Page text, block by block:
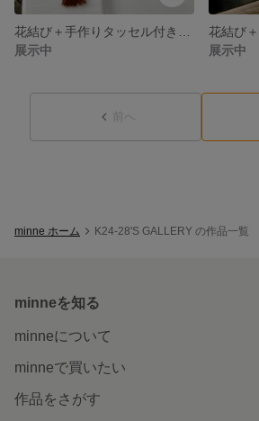
展示中
展示中
前へ
minne ホーム K24-28'S GALLERY の作品一覧
minneを知る
minneについて
minneで買いたい
作品をさがす